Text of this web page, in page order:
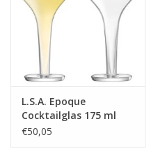
L.S.A. Epoque
Cocktailglas 175 ml
2er-Set
€50,05